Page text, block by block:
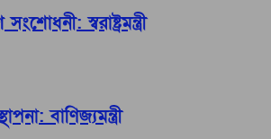
স্বরাষ্ট্রমন্ত্রী
বাণিজ্যমন্ত্রী